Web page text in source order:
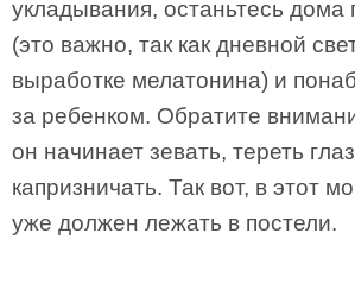
укладывания, останьтесь дома
(это важно, так как дневной
выработке мелатонина) и
за ребенком. Обратите
он начинает зевать, тереть
капризничать. Так вот, в этот
уже должен лежать в постели.